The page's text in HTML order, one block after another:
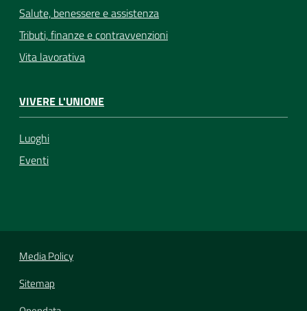
Salute, benessere e assistenza
Tributi, finanze e contravvenzioni
Vita lavorativa
VIVERE L'UNIONE
Luoghi
Eventi
Media Policy
Sitemap